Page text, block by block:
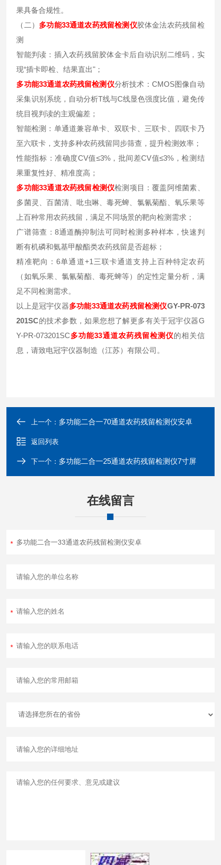
果具备合规性。
（二） 多功能33通道农药残留检测仪胶体金法农药残留检
测
智能判读：插入农药残留胶体金卡后自动识别二维码，实
现“插卡即检、结果直出"；
多功能33通道农药残留检测仪分析技术：CMOS图像自动
采集识别系统，自动分析T线与C线显色强度比值，避免传
统目视判读的主观偏差；
智能检测：单通道兼容单卡、双联卡、三联卡、四联卡乃
至六联卡，支持多种农药残留同步筛查，提升检测效率；
性能指标：准确度CV值≤3%，批间差CV值≤3%，检测结
果重复性好、精准度高；
多功能33通道农药残留检测仪检测项目：覆盖阿维菌素、
多菌灵、百菌清、吡虫啉、毒死蜱、氯氰菊酯、氧乐果等
上百种常用农药残留，满足不同场景的靶向检测需求；
广谱筛查：8通道酶抑制法可同时检测多种样本，快速判
断有机磷和氨基甲酸酯类农药残留是否超标；
精准靶向：6单通道+1三联卡通道支持上百种特定农药
（如氧乐果、氯氰菊酯、毒死蜱等）的定性定量分析，满
足不同检测需求。
以上是冠宇仪器多功能33通道农药残留检测仪GY-PR-073
201SC的技术参数，如果您想了解更多有关于冠宇仪器G
Y-PR-073201SC多功能33通道农药残留检测仪的相关信
息，请致电冠宇仪器制造（江苏）有限公司。
上一个： 多功能二合一70通道农药残留检测仪安卓
返回列表
下一个： 多功能二合一25通道农药残留检测仪7寸屏
在线留言